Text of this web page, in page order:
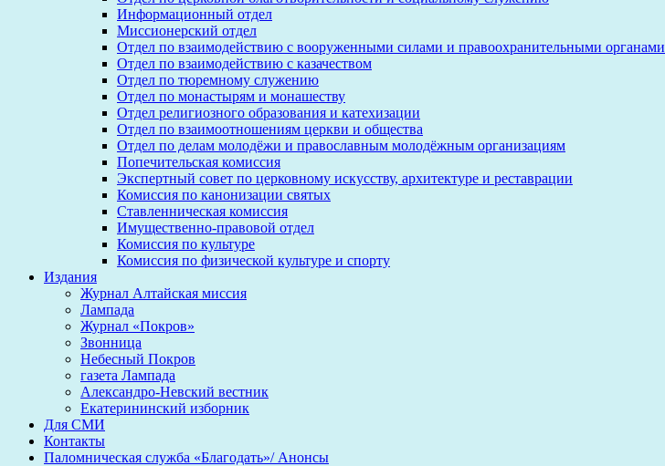
Информационный отдел
Миссионерский отдел
Отдел по взаимодействию с вооруженными силами и правоохранительными органами
Отдел по взаимодействию с казачеством
Отдел по тюремному служению
Отдел по монастырям и монашеству
Отдел религиозного образования и катехизации
Отдел по взаимоотношениям церкви и общества
Отдел по делам молодёжи и православным молодёжным организациям
Попечительская комиссия
Экспертный совет по церковному искусству, архитектуре и реставрации
Комиссия по канонизации святых
Ставленническая комиссия
Имущественно-правовой отдел
Комиссия по культуре
Комиссия по физической культуре и спорту
Издания
Журнал Алтайская миссия
Лампада
Журнал «Покров»
Звонница
Небесный Покров
газета Лампада
Александро-Невский вестник
Екатерининский изборник
Для СМИ
Контакты
Паломническая служба «Благодать»/ Анонсы